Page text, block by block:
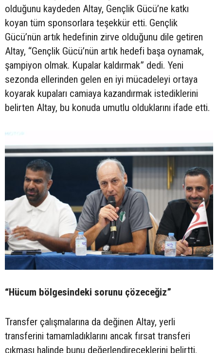
olduğunu kaydeden Altay, Gençlik Gücü’ne katkı
koyan tüm sponsorlara teşekkür etti. Gençlik
Gücü’nün artık hedefinin zirve olduğunu dile getiren
Altay, “Gençlik Gücü’nün artık hedefi başa oynamak,
şampiyon olmak. Kupalar kaldırmak” dedi. Yeni
sezonda ellerinden gelen en iyi mücadeleyi ortaya
koyarak kupaları camiaya kazandırmak istediklerini
belirten Altay, bu konuda umutlu olduklarını ifade etti.
“Hücum bölgesindeki sorunu çözeceğiz”
Transfer çalışmalarına da değinen Altay, yerli
transferini tamamladıklarını ancak fırsat transferi
çıkması halinde bunu değerlendireceklerini belirtti.